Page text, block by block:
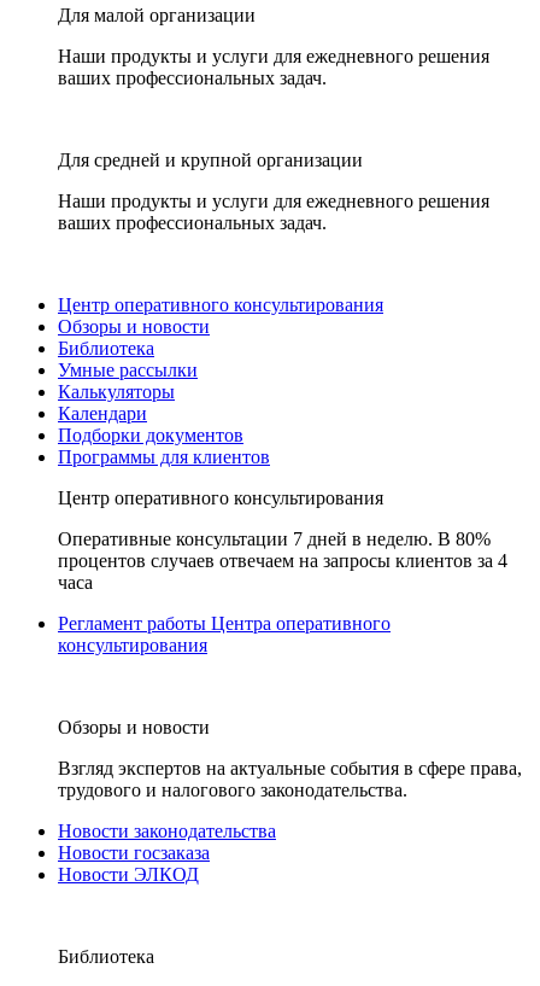
Для малой организации
Наши продукты и услуги для ежедневного решения
ваших профессиональных задач.
Для средней и крупной организации
Наши продукты и услуги для ежедневного решения
ваших профессиональных задач.
Центр оперативного консультирования
Обзоры и новости
Библиотека
Умные рассылки
Калькуляторы
Календари
Подборки документов
Программы для клиентов
Центр оперативного консультирования
Оперативные консультации 7 дней в неделю. В 80%
процентов случаев отвечаем на запросы клиентов за 4
часа
Регламент работы Центра оперативного
консультирования
Обзоры и новости
Взгляд экспертов на актуальные события в сфере права,
трудового и налогового законодательства.
Новости законодательства
Новости госзаказа
Новости ЭЛКОД
Библиотека